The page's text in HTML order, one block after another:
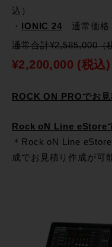
込）
・
IONIC 24 通常価格
通常合計¥2,585,000（
¥2,200,000 (税込)
ROCK ON PROでお
Rock oN Line eStore
＊Rock oN Line
成でお見積り作成が可